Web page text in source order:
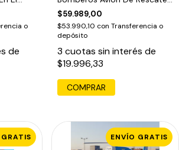
o
de
430 Pzas
$59.989,00
$53.990,10 con Transferencia o
depósito
3 cuotas sin interés de
$19.996,33
COMPRAR
ENVÍO GRATIS